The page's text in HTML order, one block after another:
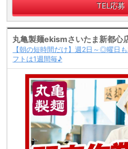
TEL応募
丸亀製麺ekismさいたま新都心
【朝の短時間だけ】週2日～◎曜日
フトは1週間毎♪